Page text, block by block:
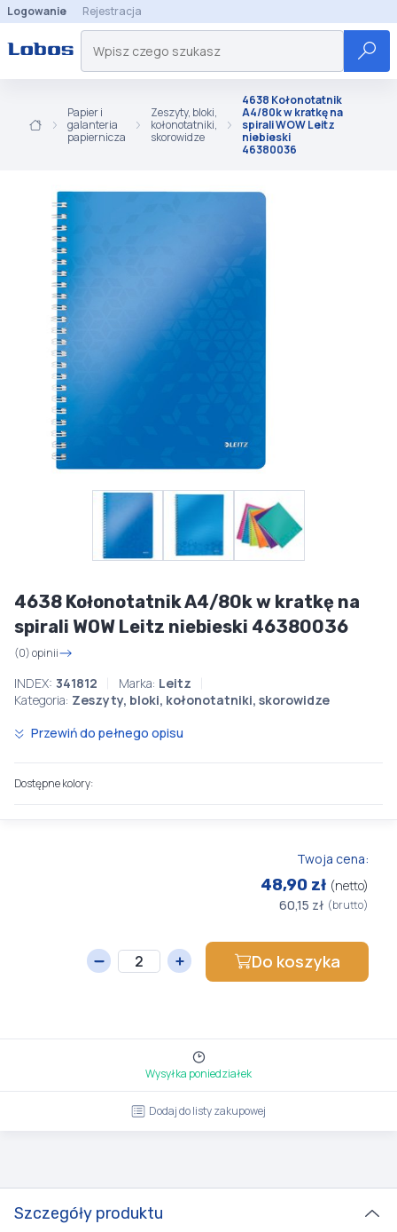
Logowanie Rejestracja
Papier i
galanteria
papiernicza
Zeszyty, bloki,
kołonotatniki,
skorowidze
4638 Kołonotatnik
A4/80k w kratkę na
spirali WOW Leitz
niebieski
46380036
4638 Kołonotatnik A4/80k w kratkę na
spirali WOW Leitz niebieski 46380036
(0) opinii
INDEX: 341812 Marka: Leitz
Kategoria: Zeszyty, bloki, kołonotatniki, skorowidze
Przewiń do pełnego opisu
Dostępne kolory:
Twoja cena:
48,90 zł (netto)
60,15 zł (brutto)
Do koszyka
Wysyłka poniedziałek
Dodaj do listy zakupowej
Szczegóły produktu